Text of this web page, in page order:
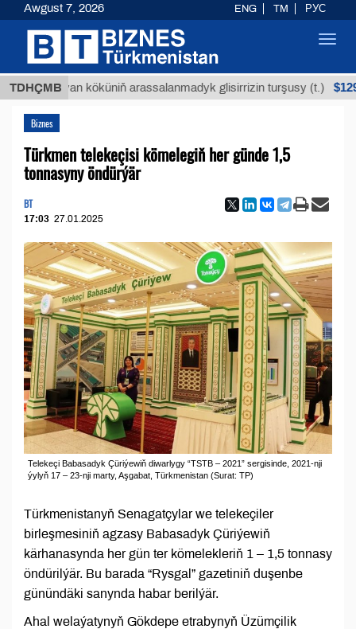
TDHÇMB
Buýan köküniň arassalanmadyk glisirrizin turşusy (t.) $12935,18
Biznes
Türkmen telekeçisi kömelegiň her günde 1,5
tonnasyny öndürýär
BT
17:03 27.01.2025
Telekeçi Babasadyk Çüriýewiň diwarlygy “TSTB – 2021” sergisinde, 2021-nji
ýylyň 17 – 23-nji marty, Aşgabat, Türkmenistan (Surat: TP)
Türkmenistanyň Senagatçylar we telekeçiler
birleşmesiniň agzasy Babasadyk Çüriýewiň
kärhanasynda her gün ter kömelekleriň 1 – 1,5 tonnasy
öndürilýär. Bu barada “Rysgal” gazetiniň duşenbe
günündäki sanynda habar berilýär.
Ahal welaýatynyň Gökdepe etrabynyň Üzümçilik
Awgust 7, 2026 ENG TM РУС